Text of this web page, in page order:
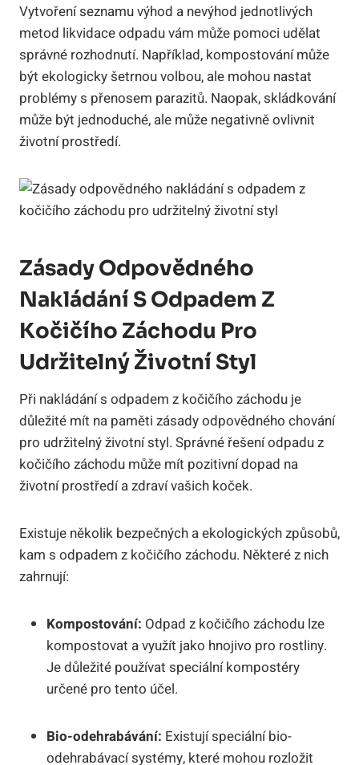
Vytvoření seznamu výhod a nevýhod jednotlivých
metod likvidace odpadu vám může pomoci udělat
správné rozhodnutí. Například, kompostování může
být ekologicky šetrnou volbou, ale mohou nastat
problémy s přenosem parazitů. Naopak, skládkování
může být jednoduché, ale může negativně ovlivnit
životní prostředí.
Zásady Odpovědného
Nakládání S Odpadem Z
Kočičího Záchodu Pro
Udržitelný Životní Styl
Při nakládání s odpadem z kočičího záchodu je
důležité mít na paměti zásady odpovědného chování
pro udržitelný životní styl. Správné řešení odpadu z
kočičího záchodu může mít pozitivní dopad na
životní prostředí a zdraví vašich koček.
Existuje několik bezpečných a ekologických způsobů,
kam s odpadem z kočičího záchodu. Některé z nich
zahrnují:
Kompostování: Odpad z kočičího záchodu lze
kompostovat a využít jako hnojivo pro rostliny.
Je důležité používat speciální kompostéry
určené pro tento účel.
Bio-odehrabávání: Existují speciální bio-
odehrabávací systémy, které mohou rozložit